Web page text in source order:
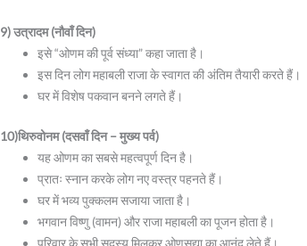
9) उत्रादम (नौवाँ दिन)
इसे “ओणम की पूर्व संध्या” कहा जाता है।
इस दिन लोग महाबली राजा के स्वागत की अंतिम तैयारी करते हैं।
घर में विशेष पकवान बनने लगते हैं।
10)थिरुवोनम (दसवाँ दिन – मुख्य पर्व)
यह ओणम का सबसे महत्वपूर्ण दिन है।
प्रातः स्नान करके लोग नए वस्त्र पहनते हैं।
घर में भव्य पुक्कलम सजाया जाता है।
भगवान विष्णु (वामन) और राजा महाबली का पूजन होता है।
परिवार के सभी सदस्य मिलकर ओणसद्या का आनंद लेते हैं।